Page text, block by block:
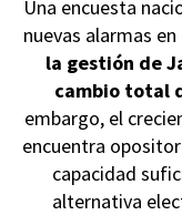
Una encuesta
nuevas alarmas
la gestión de
cambio total
embargo, el
encuentra
capacidad
alternativa